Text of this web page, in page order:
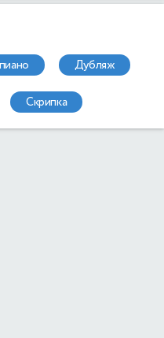
дубляж
скрипка